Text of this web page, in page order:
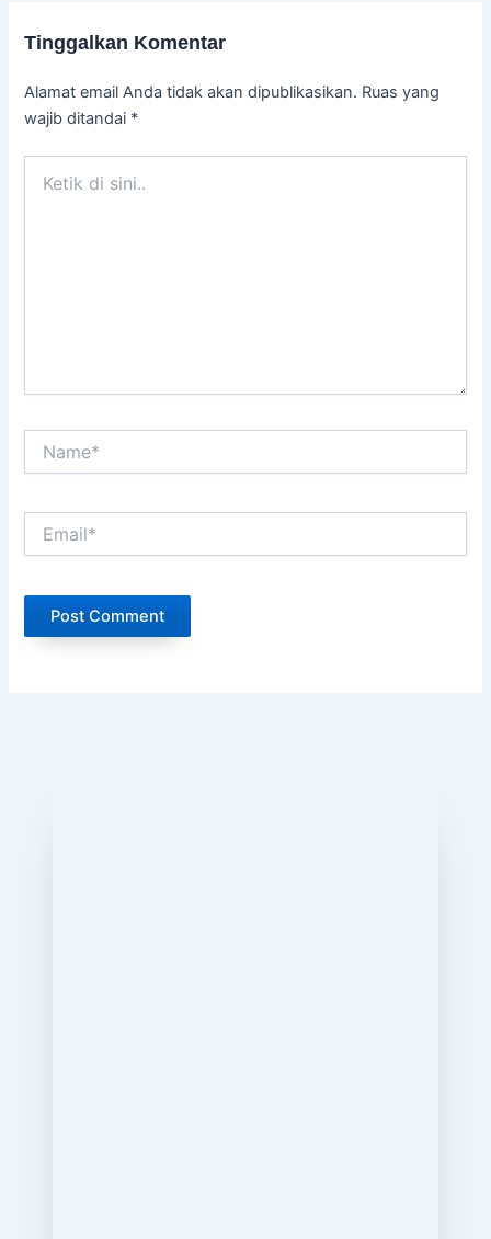
Tinggalkan Komentar
Alamat email Anda tidak akan dipublikasikan. Ruas yang
wajib ditandai *